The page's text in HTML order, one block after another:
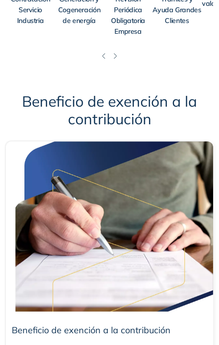
Servicio
Industria
Cogeneración
de energía
Periódica
Obligatoria
Empresa
Ayuda Grandes
Clientes
Beneficio de exención a la
contribución
Beneficio de exención a la contribución